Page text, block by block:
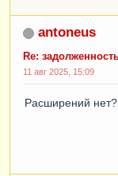
antoneus
Re:
11 авг 2025, 15:09
Расширений нет?